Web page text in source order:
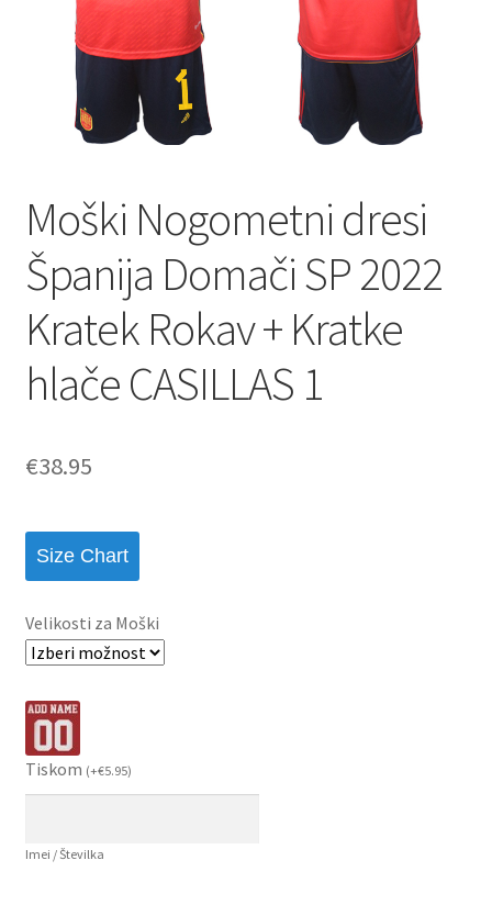
Moški Nogometni dresi
Španija Domači SP 2022
Kratek Rokav + Kratke
hlače CASILLAS 1
€38.95
Size Chart
Velikosti za Moški
Tiskom (+€5.95)
Imei / Številka